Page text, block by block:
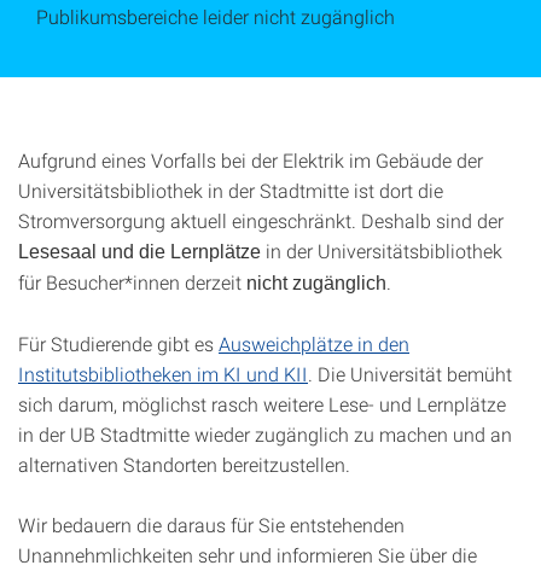
Publikumsbereiche leider nicht zugänglich
Aufgrund eines Vorfalls bei der Elektrik im Gebäude der
Universitätsbibliothek in der Stadtmitte ist dort die
Stromversorgung aktuell eingeschränkt. Deshalb sind der
Lesesaal und die Lernplätze in der Universitätsbibliothek
für Besucher*innen derzeit nicht zugänglich
Für Studierende gibt esAusweichplätze in den
Institutsbibliotheken im KI und KII . Die Universität bemüht
sich darum, möglichst rasch weitere Lese- und Lernplätze
in der UB Stadtmitte wieder zugänglich zu machen und an
alternativen Standorten bereitzustellen.
Wir bedauern die daraus für Sie entstehenden
Unannehmlichkeiten sehr und informieren Sie über die